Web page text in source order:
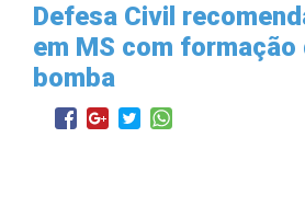
Defesa Civil
em MS com formação
bomba